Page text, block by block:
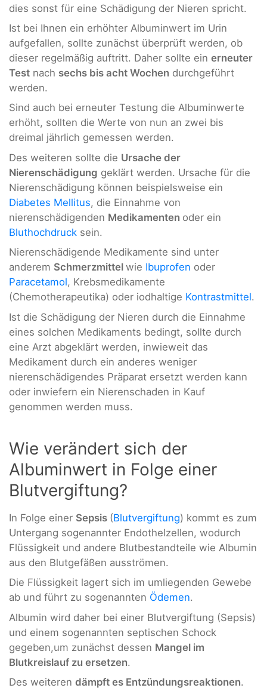
dies sonst für eine Schädigung der Nieren spricht.
Ist bei Ihnen ein erhöhter Albuminwert im Urin
aufgefallen, sollte zunächst überprüft werden, ob
dieser regelmäßig auftritt. Daher sollte ein erneuter
Test nach sechs bis acht Wochen durchgeführt
werden.
Sind auch bei erneuter Testung die Albuminwerte
erhöht, sollten die Werte von nun an zwei bis
dreimal jährlich gemessen werden.
Des weiteren sollte die Ursache der
Nierenschädigung geklärt werden. Ursache für die
Nierenschädigung können beispielsweise ein
Diabetes Mellitus, die Einnahme von
nierenschädigenden Medikamenten oder ein
Bluthochdruck sein.
Nierenschädigende Medikamente sind unter
anderem Schmerzmittel wie Ibuprofen oder
Paracetamol, Krebsmedikamente
(Chemotherapeutika) oder iodhaltige Kontrastmittel.
Ist die Schädigung der Nieren durch die Einnahme
eines solchen Medikaments bedingt, sollte durch
eine Arzt abgeklärt werden, inwieweit das
Medikament durch ein anderes weniger
nierenschädigendes Präparat ersetzt werden kann
oder inwiefern ein Nierenschaden in Kauf
genommen werden muss.
Wie verändert sich der
Albuminwert in Folge einer
Blutvergiftung?
In Folge einer Sepsis (Blutvergiftung) kommt es zum
Untergang sogenannter Endothelzellen, wodurch
Flüssigkeit und andere Blutbestandteile wie Albumin
aus den Blutgefäßen ausströmen.
Die Flüssigkeit lagert sich im umliegenden Gewebe
ab und führt zu sogenannten Ödemen.
Albumin wird daher bei einer Blutvergiftung (Sepsis)
und einem sogenannten septischen Schock
gegeben,um zunächst dessen Mangel im
Blutkreislauf zu ersetzen.
Des weiteren dämpft es Entzündungsreaktionen.